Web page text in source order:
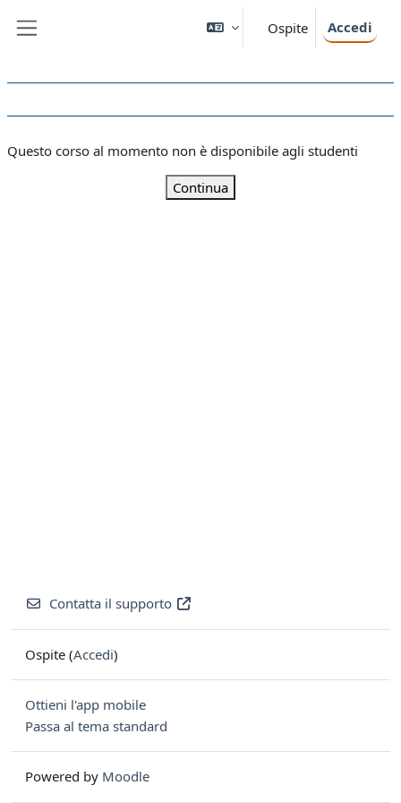
Ospite Accedi
Questo corso al momento non è disponibile agli studenti
Continua
Contatta il supporto
Ospite (Accedi)
Ottieni l'app mobile
Passa al tema standard
Powered by Moodle